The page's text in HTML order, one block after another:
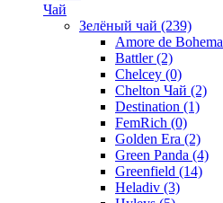
Чай
Зелёный чай (239)
Amore de Bohema
Battler(2)
Chelcey (0)
Chelton Чай (2)
Destination (1)
FemRich (0)
Golden Era (2)
Green Panda (4)
Greenfield (14)
Heladiv (3)